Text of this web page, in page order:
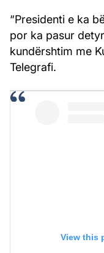
“Presidenti e ka
por ka pasur
kundërshtim me
Telegrafi.
View this